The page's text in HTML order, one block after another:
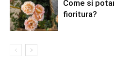
Come si
fioritura?